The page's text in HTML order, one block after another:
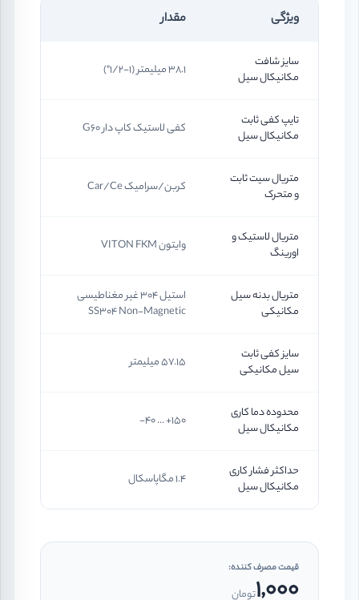
ویژگی مقدار
سایز شافت
مکانیکال سیل
38.1 میلیمتر (1-1/2")
تایپ کفی ثابت
مکانیکال سیل
کفی لاستیک کاپ دار G60
متریال سیت ثابت
و متحرک
کربن/سرامیک Car/Ce
متریال لاستیک و
اورینگ
وایتون VITON FKM
متریال بدنه سیل
مکانیکی
استیل 304 غیر مغناطیسی
SS304 Non-Magnetic
سایز کفی ثابت
سیل مکانیکی
57.15 میلیمتر
محدوده دما کاری
مکانیکال سیل
150+ ... 40-
حداکثر فشار کاری
مکانیکال سیل
1.4 مگاپاسکال
قیمت مصرف کننده:
1,000تومان